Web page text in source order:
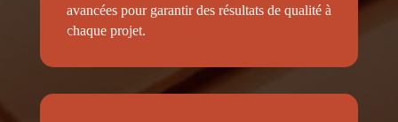
avancées pour garantir des résultats de qualité à
chaque projet.